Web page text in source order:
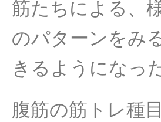
筋たちによる、
のパターンをみ
きるようになっ
腹筋の筋トレ種